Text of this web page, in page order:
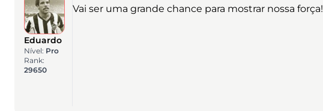
Eduardo
Nível: Pro
Rank:
29650
Vai ser uma grande chance para mostrar nossa força!